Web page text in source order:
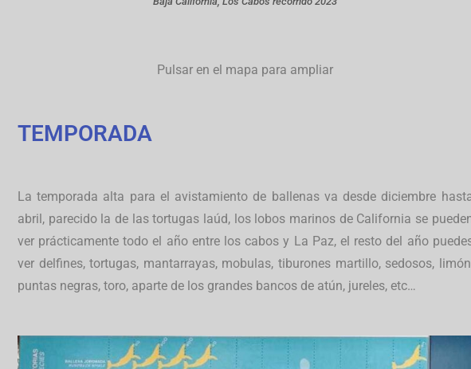
Pulsar en el mapa para ampliar
TEMPORADA
La temporada alta para el avistamiento de ballenas va desde diciembre
abril, parecido la de las tortugas laúd, los lobos marinos de California se
ver prácticamente todo el año entre los cabos y La Paz, el resto del año
ver delfines, tortugas, mantarrayas, mobulas, tiburones martillo, sedosos,
puntas negras, toro, aparte de los grandes bancos de atún, jureles, etc…